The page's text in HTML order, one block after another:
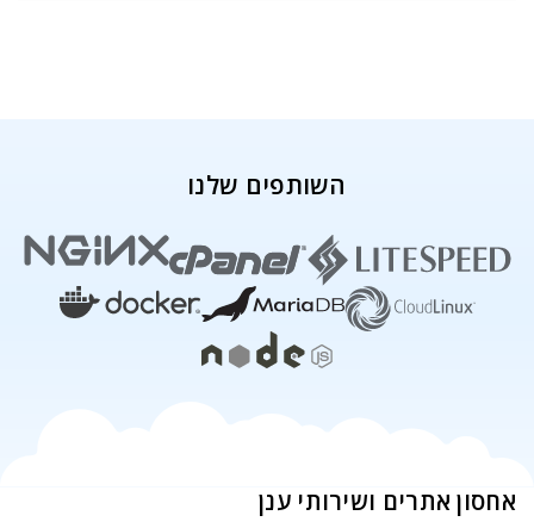
השותפים שלנו
אחסון אתרים ושירותי ענן